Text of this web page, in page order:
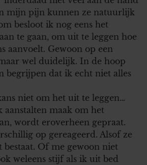
mijn pijn kunnen ze natuurlijk
besloot ik nog eens het
te gaan, om uit te leggen hoe
aanvoelt. Gewoon op een
wel duidelijk. In de hoop
begrijpen dat ik echt niet alles
niet om het uit te leggen…
aanstalten maak om het
wordt eroverheen gepraat.
op gereageerd. Alsof ze
Of me gewoon niet
weleens stijf als ik uit bed